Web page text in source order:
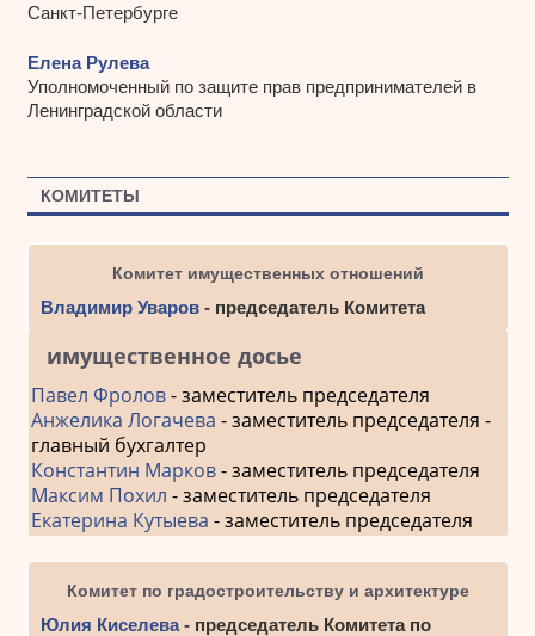
Санкт-Петербурге
Елена Рулева
Уполномоченный по защите прав предпринимателей в
Ленинградской области
КОМИТЕТЫ
Комитет имущественных отношений
Владимир Уваров- председатель Комитета
имущественное досье
Павел Фролов- заместитель председателя
Анжелика Логачева - заместитель председателя -
главный бухгалтер
Константин Марков- заместитель председателя
Максим Похил - заместитель председателя
Екатерина Кутыева - заместитель председателя
Комитет по градостроительству и архитектуре
Юлия Киселева- председатель Комитета по